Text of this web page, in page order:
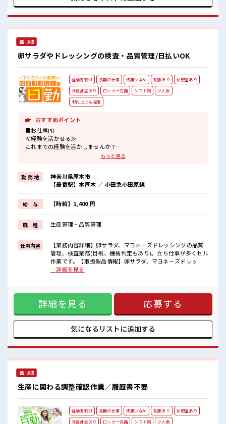
ら一緒に働く仲間との距離もグッと近い！ キバツ過ぎなけれ
室で楽しくおしゃべり！ ストレス解消☆
派遣
卵サラダやドレッシングの検査・品質管理/日払いOK
経験者歓迎 長期の仕事 残業少なめ 制服あり
休憩室あり
社員食堂あり
ロッカー完備 シフト制
少人数
40代以上も活躍
おすすめポイント
■お仕事PR
≪経験を活かせる≫
これまでの経験を活かしませんか？
≪時間にメリハリを≫
残業はほとんどナシ！
場合によってはお願いすることもあります♪
制服があると毎日の服選びに悩まずOK♪
≪様々なお仕事をご提案≫
一人で悩まず気軽に相談できる、
派遣のお仕事です！
■職場の雰囲気
“コジンマリ”が好きな方にもお勧め！！
少人数の職場です♪
しっかり休める休憩室あり！
オンオフの切替もできちゃう！
もっと見る
勤 務 地
神奈川県厚木市
【最寄駅】本厚木 ／ 小田急小田原線
給 与 【時給】1,400 円
職 種 生産管理・品質管理
仕事内容
【業務内容詳細】卵サラダ、マヨネーズドレッシングの品質
管理、検査業務(目視、機械判定もあり)。立ち仕事が多くセル
作業です。【取扱製品情報】卵サラダ、マヨネーズドレッシ
ング ■お仕事PR ≪経験を活かせる≫ これまでの経験を活かし
ナシ！ 場合によってはお願いすることもあります♪ 制服があ
ると毎日の服選びに悩まずOK♪ ≪様々なお仕事をご提案≫
一人で悩まず気軽に相談できる、 派遣のお仕事です！ ■職場
の雰囲気 “コジンマリ”が好きな方にもお勧め！！ 少人数の職
場です♪ しっかり休める休憩室あり！ オンオフの切替もでき
ちゃう！ ロッカーあり！ 安心してお仕事に集中♪
…詳細を見る
詳細を見る 応募する
気になるリストに追加する
派遣
生産に関わる調整確認作業／履歴書不要
経験者歓迎 長期の仕事 残業少なめ 制服あり
休憩室あり
社員食堂あり
ロッカー完備 シフト制
少人数